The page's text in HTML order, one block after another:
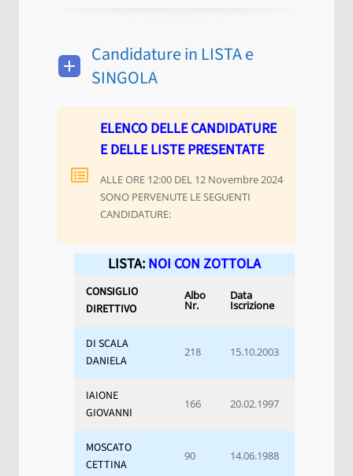
Candidature in LISTA e
SINGOLA
ELENCO DELLE CANDIDATURE
E DELLE LISTE PRESENTATE
ALLE ORE 12:00 DEL 12 Novembre 2024
SONO PERVENUTE LE SEGUENTI
CANDIDATURE:
LISTA: NOI CON ZOTTOLA
CONSIGLIO
DIRETTIVO
Albo
Nr.
Data
Iscrizione
DI SCALA
DANIELA
218 15.10.2003
IAIONE
GIOVANNI
166 20.02.1997
MOSCATO
CETTINA
90 14.06.1988